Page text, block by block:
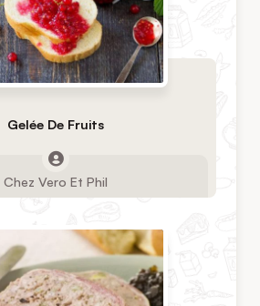
Gelée De Fruits
Chez Vero Et Phil